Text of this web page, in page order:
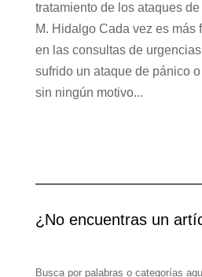
tratamiento de los ataques
M. Hidalgo Cada vez es más
en las consultas de
sufrido un ataque de pánico
sin ningún motivo...
¿No encuentras un
Busca por palabras o categorías